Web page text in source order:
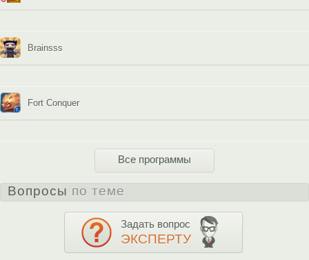
Brainsss
Fort Conquer
Все программы
Вопросы по теме
Задать вопрос
ЭКСПЕРТУ